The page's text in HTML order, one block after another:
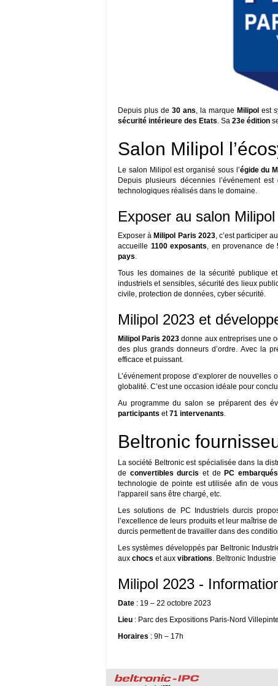
Depuis plus de 30 ans, la marque Milipol est
sécurité intérieure des Etats. Sa 23e édition
Salon Milipol
Le salon Milipol est organisé sous l’égide du
Depuis plusieurs décennies l’événement
technologiques réalisés dans le domaine.
Exposer au salon
Exposer à Milipol Paris 2023, c’est participer
accueille 1100 exposants, en provenance de
pays.
Tous les domaines de la sécurité publique
industriels et sensibles, sécurité des lieux
civile, protection de données, cyber sécurité.
Milipol 2023 et
Milipol Paris 2023 donne aux entreprises une
des plus grands donneurs d’ordre. Avec la
efficace et puissant.
L’événement propose d’explorer de
globalité. C’est une occasion idéale pour
Au programme du salon se préparent des
participants et71 intervenants.
Beltronic
La société Beltronic est spécialisée dans la
de convertibles durcis et de PC
technologie de pointe est utilisée afin de
l'appareil sans être chargé, etc.
Les solutions de PC Industriels durcis
l’excellence de leurs produits et leur maîtrise
durcis permettent de travailler dans des
Les systèmes développés par Beltronic
aux chocs et aux vibrations. Beltronic
Milipol 2023 -
Date : 19 – 22 octobre 2023
Lieu : Parc des Expositions Paris-Nord Villepinte
Horaires : 9h – 17h